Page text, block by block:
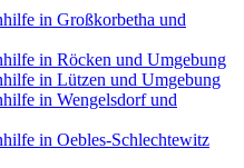
in Großkorbetha und
in Röcken und Umgebung
in Lützen und Umgebung
in Wengelsdorf und
in Oebles-Schlechtewitz